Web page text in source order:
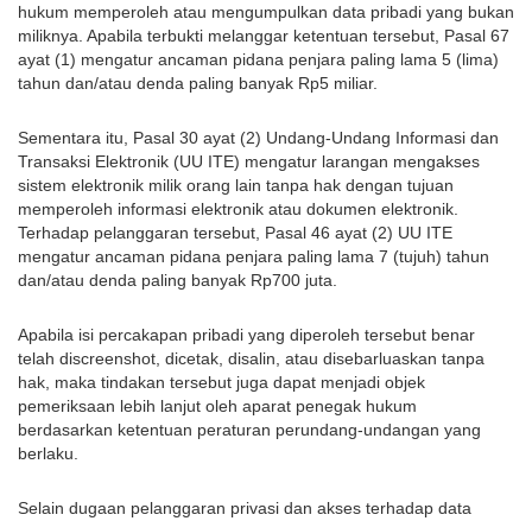
hukum memperoleh atau mengumpulkan data pribadi yang bukan
miliknya. Apabila terbukti melanggar ketentuan tersebut, Pasal 67
ayat (1) mengatur ancaman pidana penjara paling lama 5 (lima)
tahun dan/atau denda paling banyak Rp5 miliar.
Sementara itu, Pasal 30 ayat (2) Undang-Undang Informasi dan
Transaksi Elektronik (UU ITE) mengatur larangan mengakses
sistem elektronik milik orang lain tanpa hak dengan tujuan
memperoleh informasi elektronik atau dokumen elektronik.
Terhadap pelanggaran tersebut, Pasal 46 ayat (2) UU ITE
mengatur ancaman pidana penjara paling lama 7 (tujuh) tahun
dan/atau denda paling banyak Rp700 juta.
Apabila isi percakapan pribadi yang diperoleh tersebut benar
telah discreenshot, dicetak, disalin, atau disebarluaskan tanpa
hak, maka tindakan tersebut juga dapat menjadi objek
pemeriksaan lebih lanjut oleh aparat penegak hukum
berdasarkan ketentuan peraturan perundang-undangan yang
berlaku.
Selain dugaan pelanggaran privasi dan akses terhadap data